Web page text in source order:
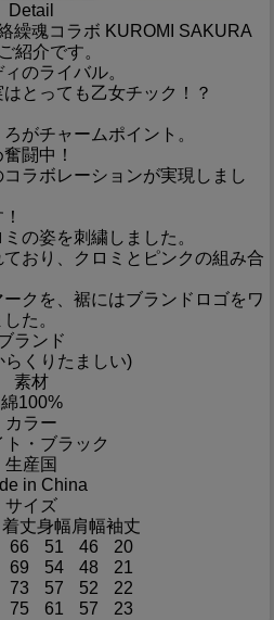
Detail
繰魂コラボ KUROMI SAKURA
紹介です。
のライバル。
とっても乙女チック！？
がチャームポイント。
闘中！
ラボレーションが実現しまし
の姿を刺繍しました。
おり、クロミとピンクの組み合
クを、裾にはブランドロゴをワ
た。
ランド
らくりたましい)
素材
綿100%
カラー
ト・ブラック
生産国
in China
サイズ
着丈身幅肩幅袖丈
66 51 46
20
69 54 48
21
73 57 52
22
75 61 57 23